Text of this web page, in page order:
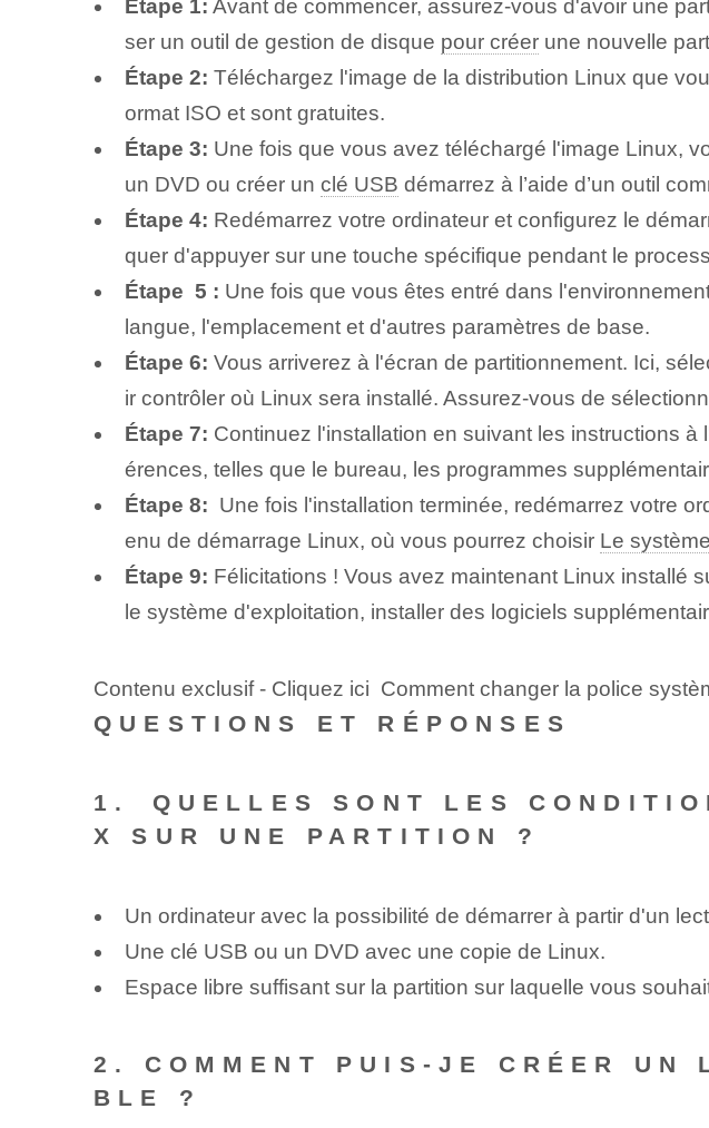
Étape 1: Avant de commencer, assurez-vous d'avoir une
ser un outil de gestion de disque pour créer⁣une nouvelle
Étape 2: ‌Téléchargez ⁣l'image de la ‌distribution Linux que
ormat ‌ISO‍ et sont gratuites.
Étape 3: Une fois que vous avez téléchargé l'image Linux,
un DVD ou créer un clé USB démarrez à l’aide d’un outil
Étape 4: ⁣Redémarrez votre ordinateur et ⁢configurez le
quer d'appuyer sur une touche spécifique pendant le
Étape ⁤ 5 : ⁤Une fois que vous êtes entré dans
langue, l'emplacement et d'autres paramètres de base.
Étape 6: Vous arriverez à l'écran de partitionnement. Ici,
ir contrôler où Linux sera installé. Assurez-vous de
Étape 7: Continuez ⁢l'installation en suivant les instructions
érences, telles que le bureau, les programmes
Étape 8:
Une fois l'installation terminée, redémarrez votre
enu de démarrage Linux, où vous pourrez choisir Le
Étape 9: Félicitations !⁣ Vous avez maintenant Linux installé
le système d'exploitation, installer des logiciels
Contenu exclusif - Cliquez ici Comment changer la police
QUESTIONS ET RÉPONSES
1.⁢ QUELLES SONT LES
X‌ SUR UNE PARTITION ?
Un ordinateur avec la possibilité de démarrer à partir d'un
Une clé USB ou un DVD avec une copie de Linux.
Espace libre suffisant sur la partition sur laquelle vous
2. COMMENT PUIS-JE CRÉER UN
BLE ?